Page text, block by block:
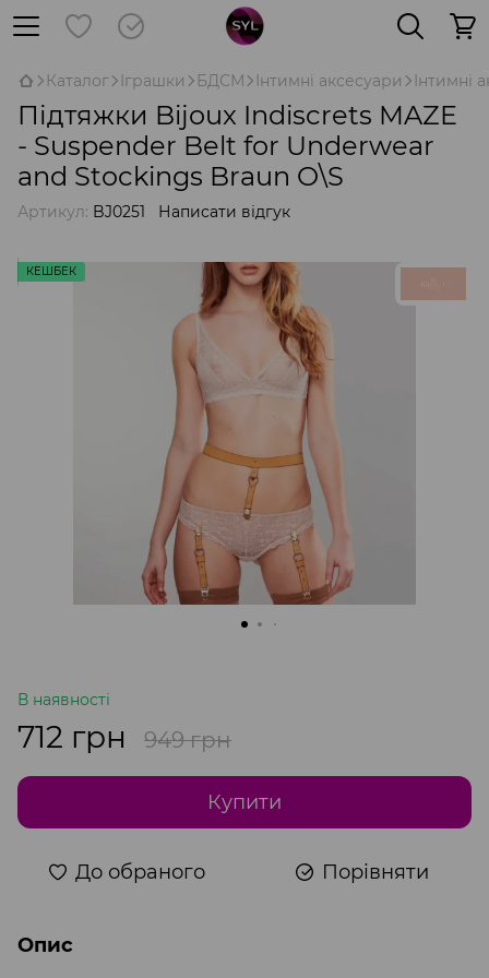
Каталог Іграшки БДСМ Інтимні аксесуари Інтимні
Підтяжки Bijoux Indiscrets MAZE
- Suspender Belt for Underwear
and Stockings Braun O\S
Артикул: BJ0251 Написати відгук
КЕШБЕК
В наявності
712 грн 949 грн
Купити
До обраного Порівняти
Опис